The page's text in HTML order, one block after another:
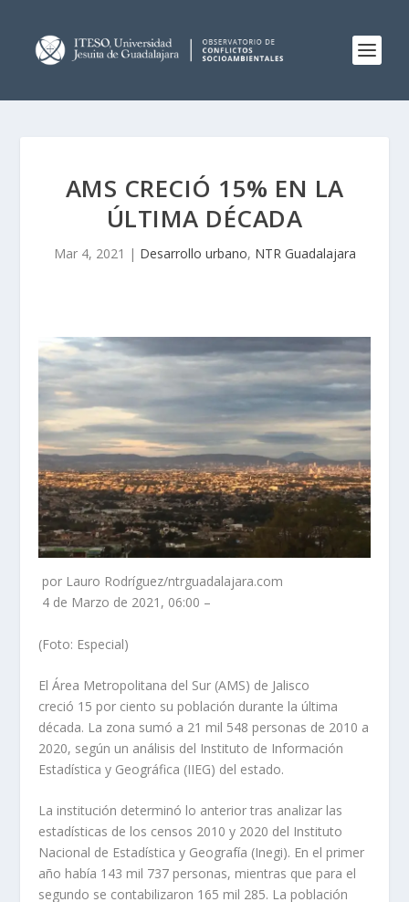
AMS CRECIÓ 15% EN LA
ÚLTIMA DÉCADA
Mar 4, 2021 | Desarrollo urbano, NTR Guadalajara
por Lauro Rodríguez/ntrguadalajara.com
4 de Marzo de 2021, 06:00 –
(Foto: Especial)
El Área Metropolitana del Sur (AMS) de Jalisco
creció 15 por ciento su población durante la última
década. La zona sumó a 21 mil 548 personas de 2010 a
2020, según un análisis del Instituto de Información
Estadística y Geográfica (IIEG) del estado.
La institución determinó lo anterior tras analizar las
estadísticas de los censos 2010 y 2020 del Instituto
Nacional de Estadística y Geografía (Inegi). En el primer
año había 143 mil 737 personas, mientras que para el
segundo se contabilizaron 165 mil 285. La población